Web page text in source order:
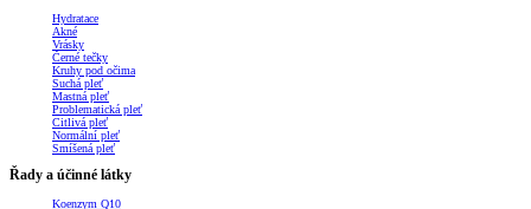
Hydratace
Akné
Vrásky
Černé tečky
Kruhy pod očima
Suchá pleť
Mastná pleť
Problematická pleť
Citlivá pleť
Normální pleť
Smíšená pleť
Řady a účinné látky
Koenzym Q10